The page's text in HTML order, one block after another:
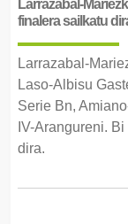
Larrazabal-
finalera sailkatu
Larrazabal-
Laso-Albisu
Serie Bn,
IV-Arangureni.
dira.